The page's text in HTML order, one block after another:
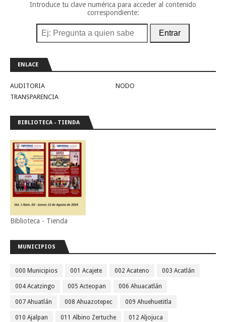
Introduce tu clave numérica para acceder al contenido
correspondiente:
Entrar
ENLACE
AUDITORIA
NODO
TRANSPARENCIA
BIBLIOTECA - TIENDA
Biblioteca - Tienda
MUNICIPIOS
000 Municipios 001 Acajete 002 Acateno 003 Acatlán
004 Acatzingo 005 Acteopan 006 Ahuacatlán
007 Ahuatlán 008 Ahuazotepec 009 Ahuehuetitla
010 Ajalpan 011 Albino Zertuche 012 Aljojuca